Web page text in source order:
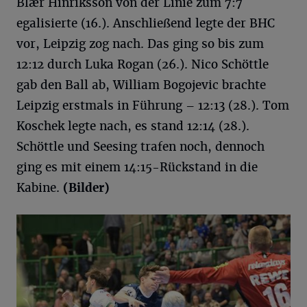
egalisierte (16.). Anschließend legte der BHC
vor, Leipzig zog nach. Das ging so bis zum
12:12 durch Luka Rogan (26.). Nico Schöttle
gab den Ball ab, William Bogojevic brachte
Leipzig erstmals in Führung – 12:13 (28.). Tom
Koschek legte nach, es stand 12:14 (28.).
Schöttle und Seesing trafen noch, dennoch
ging es mit einem 14:15-Rückstand in die
Kabine. (Bilder)